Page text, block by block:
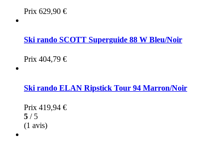
Prix 629,90 €
Ski rando SCOTT Superguide 88 W Bleu/Noir
Prix 404,79 €
Ski rando ELAN Ripstick Tour 94 Marron/Noir
Prix 419,94 €
5 / 5
(1 avis)